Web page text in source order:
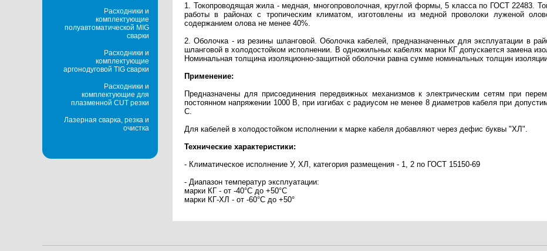
1. Токопроводящая жила - медная, многопроволочная, круглой формы, 5 класса по ГОСТ 22483.
работы в районах с тропическим климатом, изготовлены из медной проволоки луженой
содержанием олова не менее 40%.
2. Оболочка - из резины шланговой. Оболочка кабелей, предназначенных для эксплуатации в
шланговой в холодостойком исполнении. В одножильных кабелях марки КГ допускается замена
Номинальная толщина изоляционно-защитной оболочки равна сумме номинальных толщин
Применение:
Предназначены для присоединения передвижных механизмов к электрическим сетям при
постоянном напряжении 1000 В, при изгибах с радиусом не менее 8 диаметров кабеля при
С.
Для кабелей в холодостойком исполнении к марке кабеля добавляют через дефис буквы "ХЛ".
Технические характеристики:
- Климатическое исполнение У, ХЛ, категория размещения - 1, 2 по ГОСТ 15150-69
- Диапазон температур эксплуатации:
марки КГ - от -40°С до +50°С
марки КГ-ХЛ - от -60°С до +50°
Расходники и
комплектующие
полуавтоматической MIG
сварки
Расходники и
комплектующие
аргонодуговой TIG сварки
Расходники и
комплектующие для
плазменной CUT резки
Лазерная сварка, резка и
очистка